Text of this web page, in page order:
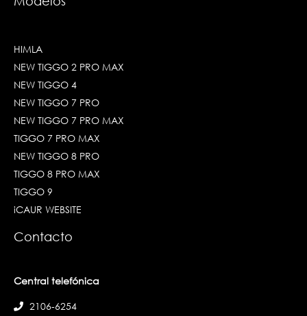
HIMLA
NEW TIGGO 2 PRO MAX
NEW TIGGO 4
NEW TIGGO 7 PRO
NEW TIGGO 7 PRO MAX
TIGGO 7 PRO MAX
NEW TIGGO 8 PRO
TIGGO 8 PRO MAX
TIGGO 9
iCAUR WEBSITE
Contacto
Central telefónica
2106-6254